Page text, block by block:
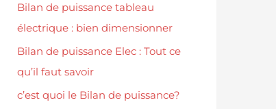
Bilan de puissance tableau
électrique : bien dimensionner
Bilan de puissance Elec : Tout ce
qu’il faut savoir
c’est quoi le Bilan de puissance?